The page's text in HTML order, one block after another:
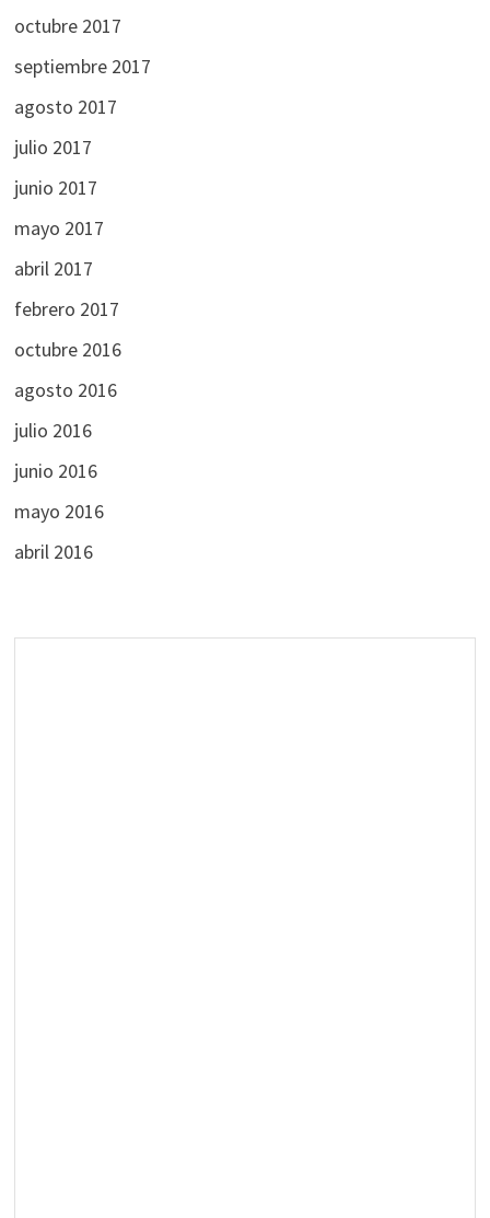
octubre 2017
septiembre 2017
agosto 2017
julio 2017
junio 2017
mayo 2017
abril 2017
febrero 2017
octubre 2016
agosto 2016
julio 2016
junio 2016
mayo 2016
abril 2016